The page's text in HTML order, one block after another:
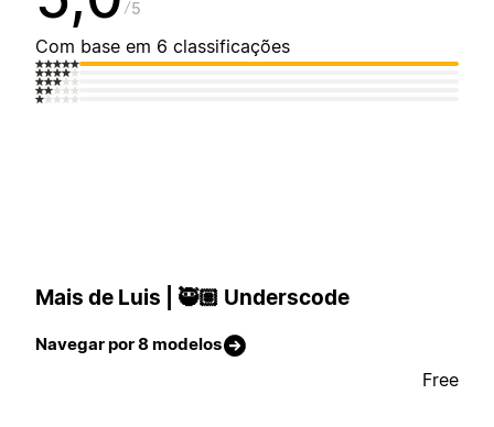
5
Com base em 6 classificações
Mais de Luis | 🥷🏽 Underscode
Navegar por 8 modelos
Free